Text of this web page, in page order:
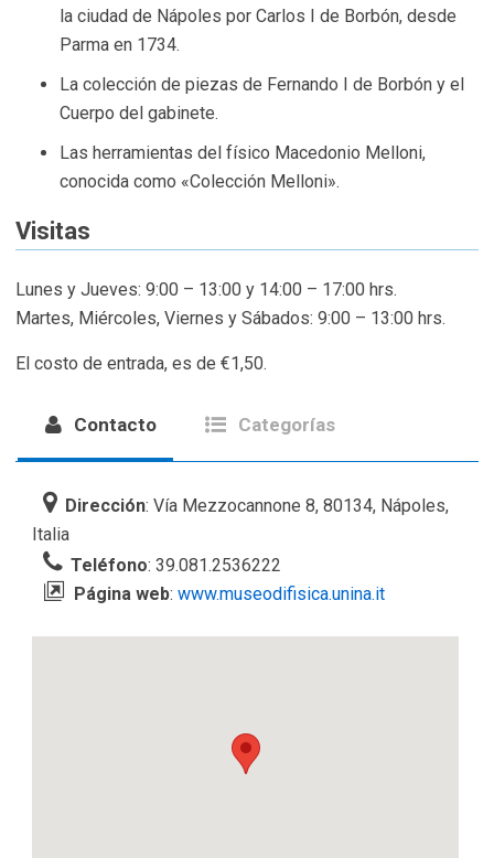
la ciudad de Nápoles por Carlos I de Borbón, desde
Parma en 1734.
La colección de piezas de Fernando I de Borbón y el
Cuerpo del gabinete.
Las herramientas del físico Macedonio Melloni,
conocida como «Colección Melloni».
Visitas
Lunes y Jueves: 9:00 – 13:00 y 14:00 – 17:00 hrs.
Martes, Miércoles, Viernes y Sábados: 9:00 – 13:00 hrs.
El costo de entrada, es de €1,50.
Contacto Categorías
Dirección: Vía Mezzocannone 8, 80134, Nápoles,
Italia
Teléfono: 39.081.2536222
Página web: www.museodifisica.unina.it